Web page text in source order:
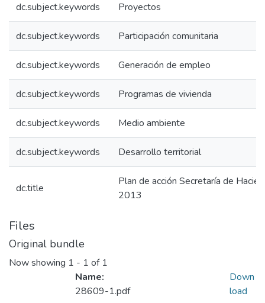
dc.subject.keywords Proyectos
dc.subject.keywords Participación comunitaria
dc.subject.keywords Generación de empleo
dc.subject.keywords Programas de vivienda
dc.subject.keywords Medio ambiente
dc.subject.keywords Desarrollo territorial
dc.title
Plan de acción Secretaría de
2013
Files
Original bundle
Now showing 1 - 1 of 1
Name:
28609-1.pdf
Down
load